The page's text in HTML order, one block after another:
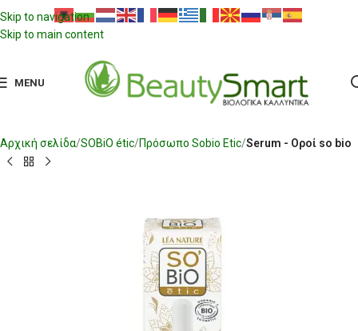
Skip to navigation
Skip to main content
MENU
Αρχική σελίδα SOBiO étic Πρόσωπο Sobio Etic Serum - Οροί so bio